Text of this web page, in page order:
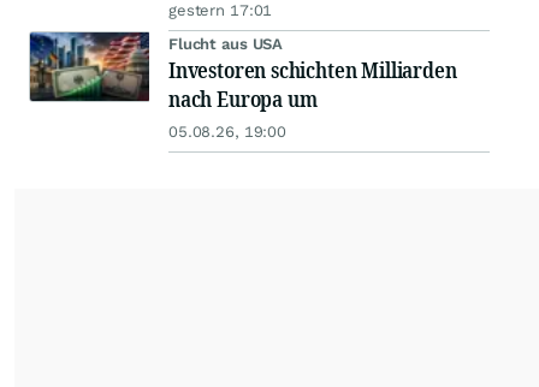
gestern 17:01
Flucht aus USA
Investoren schichten Milliarden
nach Europa um
05.08.26, 19:00